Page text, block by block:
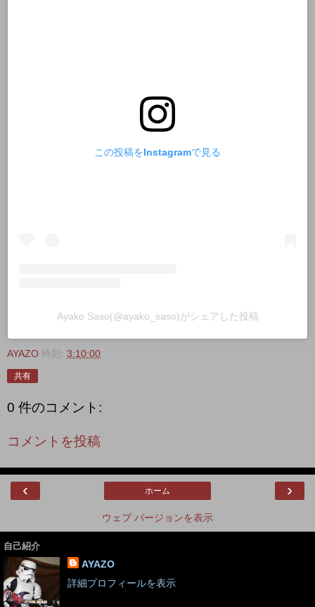
この投稿をInstagramで見る
Ayako Saso(@ayako_saso)がシェアした投稿
AYAZO 時刻: 3:10:00
共有
0 件のコメント:
コメントを投稿
‹ ›
ホーム
ウェブ バージョンを表示
自己紹介
AYAZO
詳細プロフィールを表示